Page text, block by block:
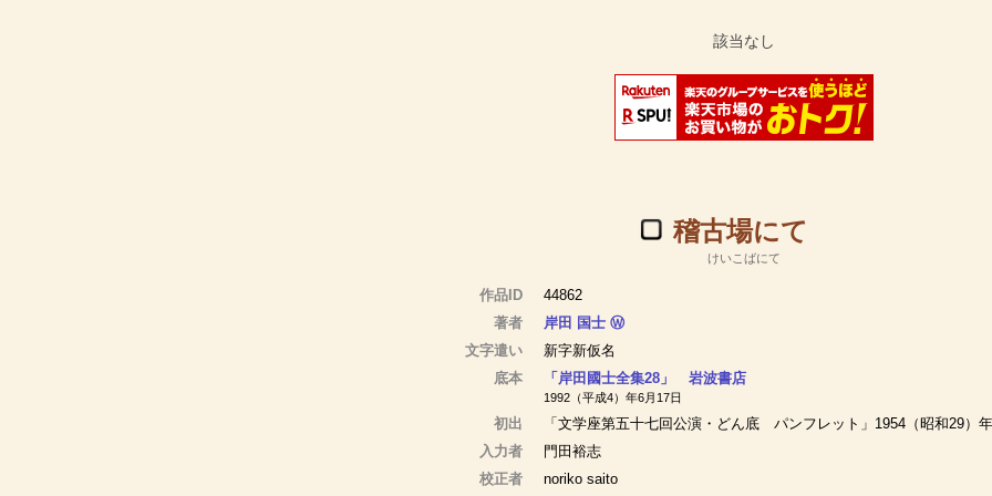
稽古場にて
けいこばにて
作品ID
44862
著者
岸田 国士 Ⓦ
文字遣い
新字新仮名
底本
「岸田國士全集28」 岩波書店
1992（平成4）年6月17日
初出
「文学座第五十七回公演・どん底 パンフレット」1954（昭和29）
入力者
門田裕志
校正者
noriko saito